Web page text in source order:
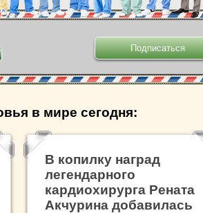
в мире сегодня:
В копилку наград
легендарного
кардиохирурга Рената
Акчурина добавилась